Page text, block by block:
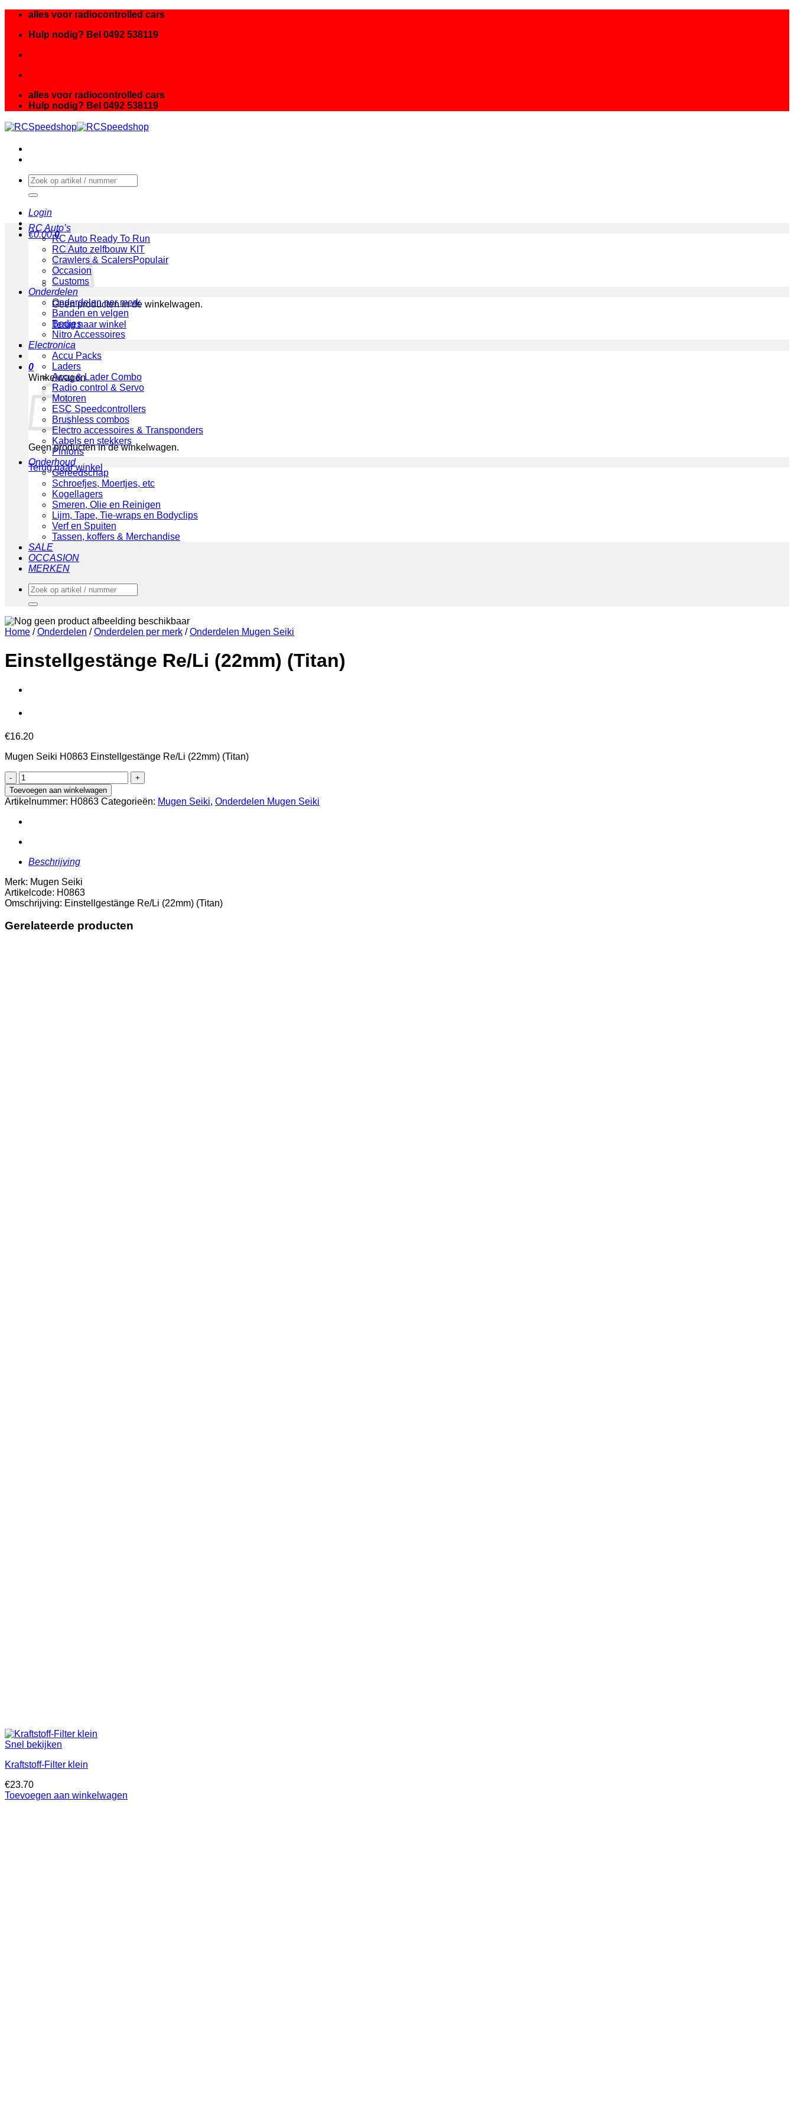
inhoud
alles voor radiocontrolled cars
Hulp nodig? Bel 0492 538119
alles voor radiocontrolled cars
Hulp nodig? Bel 0492 538119
Zoeken
naar:
Login
€0.00 0
Geen producten in de winkelwagen.
Terug naar winkel
0
Winkelwagen
Geen producten in de winkelwagen.
Terug naar winkel
RC Auto’s
RC Auto Ready To Run
RC Auto zelfbouw KIT
Crawlers & Scalers
Occasion
Customs
Onderdelen
Onderdelen per merk
Banden en velgen
Bodies
Nitro Accessoires
Electronica
Accu Packs
Laders
Accu & Lader Combo
Radio control & Servo
Motoren
ESC Speedcontrollers
Brushless combos
Electro accessoires & Transponders
Kabels en stekkers
Pinions
Onderhoud
Gereedschap
Schroefjes, Moertjes, etc
Kogellagers
Smeren, Olie en Reinigen
Lijm, Tape, Tie-wraps en Bodyclips
Verf en Spuiten
Tassen, koffers & Merchandise
SALE
OCCASION
MERKEN
Zoeken
naar:
Home / Onderdelen / Onderdelen per merk / Onderdelen Mugen Seiki
Einstellgestänge Re/Li (22mm) (Titan)
€16.20
Mugen Seiki H0863 Einstellgestänge Re/Li (22mm) (Titan)
Einstellgestänge
Re/Li
(22mm)
(Titan)
aantal
Toevoegen aan winkelwagen
Artikelnummer: H0863 Categorieën: Mugen Seiki, Onderdelen Mugen Seiki
Beschrijving
Merk: Mugen Seiki
Artikelcode: H0863
Omschrijving: Einstellgestänge Re/Li (22mm) (Titan)
Gerelateerde producten
Snel bekijken
Kraftstoff-Filter klein
€23.70
Toevoegen aan winkelwagen